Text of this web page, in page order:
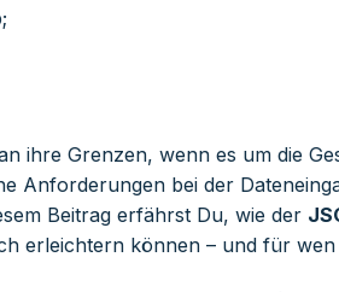
ihre Grenzen, wenn es um die
Anforderungen bei der
Beitrag erfährst Du, wie der
erleichtern können – und für